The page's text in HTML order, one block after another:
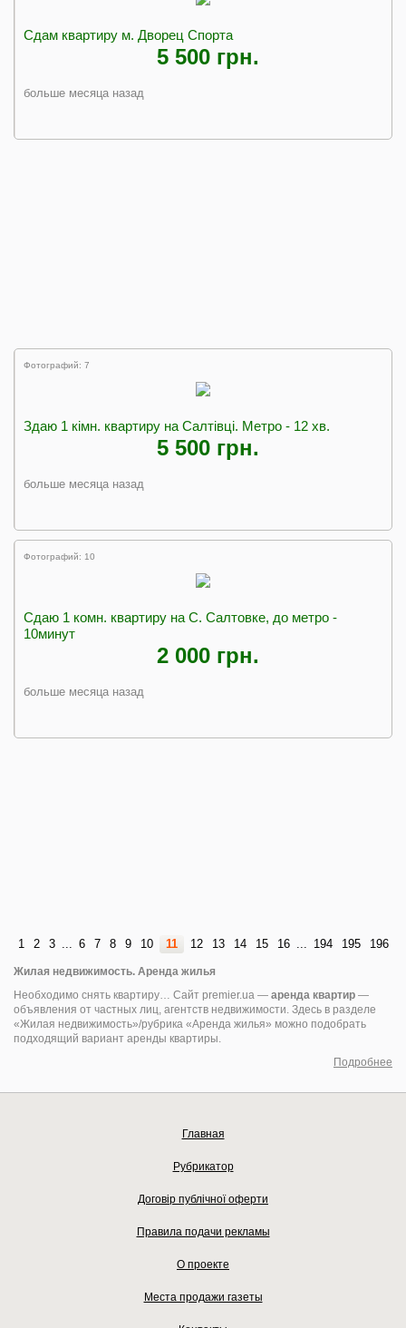
Сдам квартиру м. Дворец Спорта
5 500 грн.
больше месяца назад
Фотографий: 7
Здаю 1 кімн. квартиру на Салтівці. Метро - 12 хв.
5 500 грн.
больше месяца назад
Фотографий: 10
Сдаю 1 комн. квартиру на С. Салтовке, до метро -
10минут
2 000 грн.
больше месяца назад
1 2 3 ... 6 7 8 9 10 11 12 13 14 15 16 ... 194 195 196
Жилая недвижимость. Аренда жилья
Необходимо снять квартиру… Сайт premier.ua — аренда квартир —
объявления от частных лиц, агентств недвижимости. Здесь в разделе
«Жилая недвижимость»/рубрика «Аренда жилья» можно подобрать
подходящий вариант аренды квартиры.
Подробнее
Главная
Рубрикатор
Договір публічної оферти
Правила подачи рекламы
О проекте
Места продажи газеты